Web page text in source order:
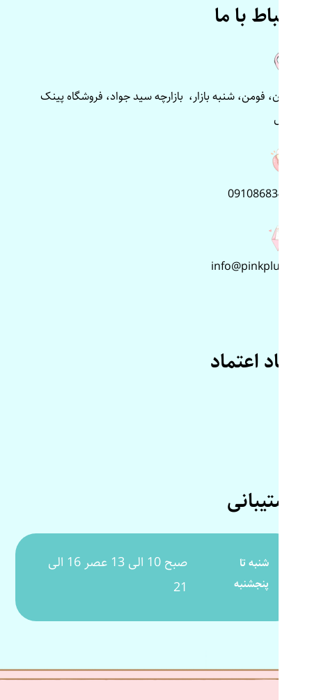
ارتباط با ما
گیلان، فومن، شنبه بازار، بازارچه سید جواد، فروشگاه پینک
پلاس
09108683499
info@pinkplus.ir
نماد اعتماد
پشتیبانی
شنبه تا
پنجشنبه
صبح 10 الی 13 عصر 16 الی
21